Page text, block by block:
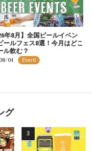
年8月】全国ビールイベン
ールフェス8選！今月はどこ
ル飲む？
04 Event
グ